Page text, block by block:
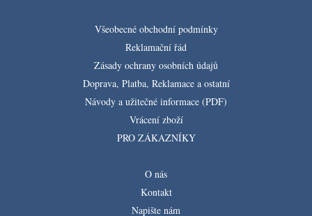
Všeobecné obchodní podmínky
Reklamační řád
Zásady ochrany osobních údajů
Doprava, Platba, Reklamace a ostatní
Návody a užitečné informace (PDF)
Vrácení zboží
PRO ZÁKAZNÍKY
O nás
Kontakt
Napište nám